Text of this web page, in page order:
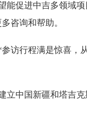
促进中吉多领域
咨询和帮助。
访行程满是惊喜，
立中国新疆和塔吉